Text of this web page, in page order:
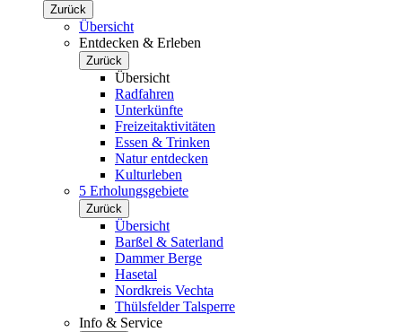
Zurück
Übersicht
Entdecken & Erleben
Zurück
Übersicht
Radfahren
Unterkünfte
Freizeitaktivitäten
Essen & Trinken
Natur entdecken
Kulturleben
5 Erholungsgebiete
Zurück
Übersicht
Barßel & Saterland
Dammer Berge
Hasetal
Nordkreis Vechta
Thülsfelder Talsperre
Info & Service